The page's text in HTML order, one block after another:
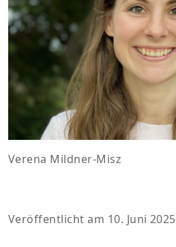
Verena Mildner-Misz
Veröffentlicht am 10. Juni 2025